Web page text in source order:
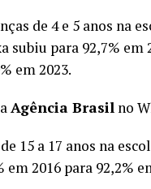
de 4 e 5 anos na
subiu para 92,7%
em 2023.
Agência Brasil no
15 a 17 anos na
em 2016 para 92,2%